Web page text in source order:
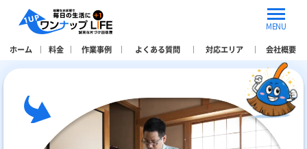
MENU
ホーム
料金 作業事例 よくある質問 対応エリア 会社概要